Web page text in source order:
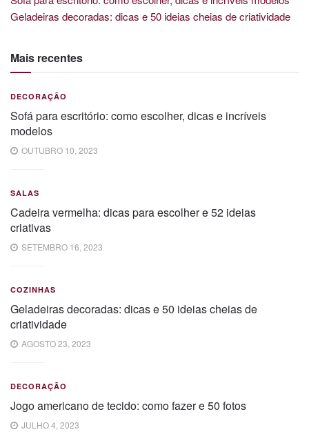
Geladeiras decoradas: dicas e 50 ideias cheias de criatividade
Mais recentes
DECORAÇÃO
Sofá para escritório: como escolher, dicas e incríveis
modelos
OUTUBRO 10, 2023
SALAS
Cadeira vermelha: dicas para escolher e 52 ideias
criativas
SETEMBRO 16, 2023
COZINHAS
Geladeiras decoradas: dicas e 50 ideias cheias de
criatividade
AGOSTO 23, 2023
DECORAÇÃO
Jogo americano de tecido: como fazer e 50 fotos
JULHO 4, 2023